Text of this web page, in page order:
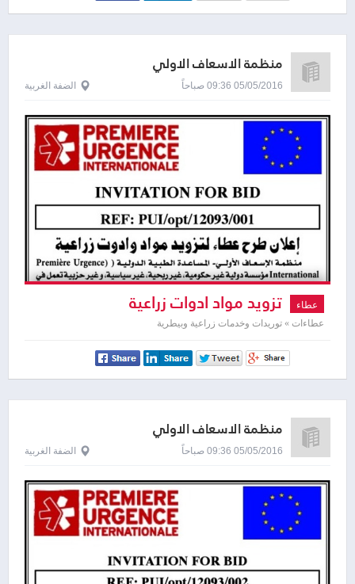
منظمة الاسعاف الاولي
05/05/2016 09:36 صباحاً الضفة الغربية
عطاء تزويد مواد ادوات زراعية
عطاءات » توريدات وخدمات زراعية وبيطرية
منظمة الاسعاف الاولي
05/05/2016 09:36 صباحاً الضفة الغربية